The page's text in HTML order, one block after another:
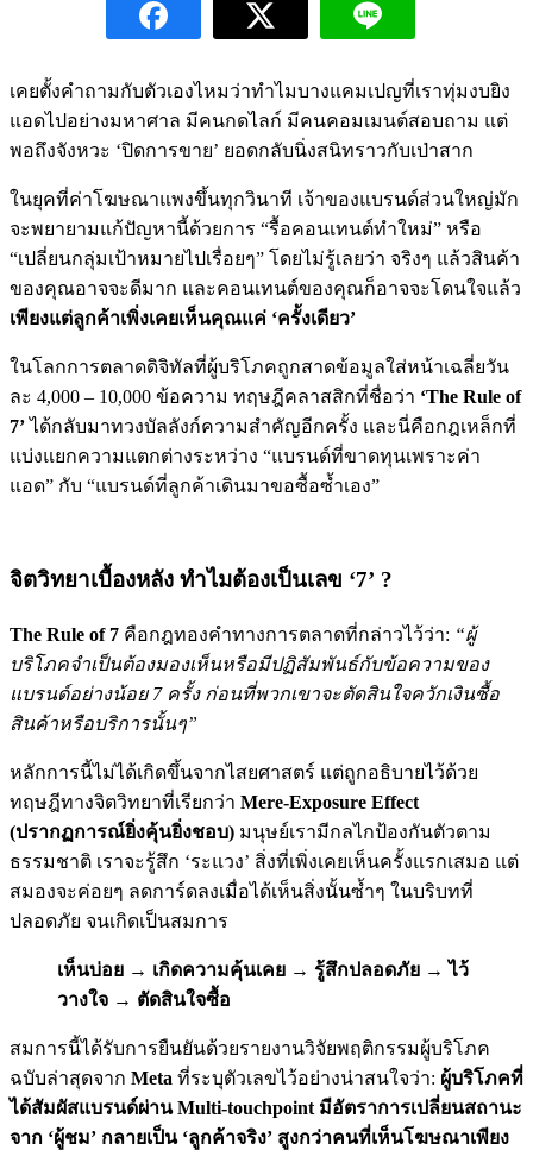
เคยตั้งคำถามกับตัวเองไหมว่าทำไมบางแคมเปญที่เราทุ่มงบยิง
แอดไปอย่างมหาศาล มีคนกดไลก์ มีคนคอมเมนต์สอบถาม แต่
พอถึงจังหวะ ‘ปิดการขาย’ ยอดกลับนิ่งสนิทราวกับเป่าสาก
ในยุคที่ค่าโฆษณาแพงขึ้นทุกวินาที เจ้าของแบรนด์ส่วนใหญ่มัก
จะพยายามแก้ปัญหานี้ด้วยการ “รื้อคอนเทนต์ทำใหม่” หรือ
“เปลี่ยนกลุ่มเป้าหมายไปเรื่อยๆ” โดยไม่รู้เลยว่า จริงๆ แล้วสินค้า
ของคุณอาจจะดีมาก และคอนเทนต์ของคุณก็อาจจะโดนใจแล้ว
เพียงแต่ลูกค้าเพิ่งเคยเห็นคุณแค่ ‘ครั้งเดียว’
ในโลกการตลาดดิจิทัลที่ผู้บริโภคถูกสาดข้อมูลใส่หน้าเฉลี่ยวัน
ละ 4,000 – 10,000 ข้อความ ทฤษฎีคลาสสิกที่ชื่อว่า ‘The Rule of
7’ได้กลับมาทวงบัลลังก์ความสำคัญอีกครั้ง และนี่คือกฎเหล็กที่
แบ่งแยกความแตกต่างระหว่าง “แบรนด์ที่ขาดทุนเพราะค่า
แอด” กับ “แบรนด์ที่ลูกค้าเดินมาขอซื้อซ้ำเอง”
จิตวิทยาเบื้องหลัง ทำไมต้องเป็นเลข ‘7’ ?
The Rule of 7 คือกฎทองคำทางการตลาดที่กล่าวไว้ว่า: “ผู้
บริโภคจำเป็นต้องมองเห็นหรือมีปฏิสัมพันธ์กับข้อความของ
แบรนด์อย่างน้อย 7 ครั้ง ก่อนที่พวกเขาจะตัดสินใจควักเงินซื้อ
สินค้าหรือบริการนั้นๆ”
หลักการนี้ไม่ได้เกิดขึ้นจากไสยศาสตร์ แต่ถูกอธิบายไว้ด้วย
ทฤษฎีทางจิตวิทยาที่เรียกว่า Mere-Exposure Effect
(ปรากฏการณ์ยิ่งคุ้นยิ่งชอบ) มนุษย์เรามีกลไกป้องกันตัวตาม
ธรรมชาติ เราจะรู้สึก ‘ระแวง’ สิ่งที่เพิ่งเคยเห็นครั้งแรกเสมอ แต่
สมองจะค่อยๆ ลดการ์ดลงเมื่อได้เห็นสิ่งนั้นซ้ำๆ ในบริบทที่
ปลอดภัย จนเกิดเป็นสมการ
เห็นบ่อย → เกิดความคุ้นเคย → รู้สึกปลอดภัย → ไว้
วางใจ → ตัดสินใจซื้อ
สมการนี้ได้รับการยืนยันด้วยรายงานวิจัยพฤติกรรมผู้บริโภค
ฉบับล่าสุดจาก Meta ที่ระบุตัวเลขไว้อย่างน่าสนใจว่า: ผู้บริโภคที่
ได้สัมผัสแบรนด์ผ่าน Multi-touchpoint มีอัตราการเปลี่ยนสถานะ
จาก ‘ผู้ชม’ กลายเป็น ‘ลูกค้าจริง’ สูงกว่าคนที่เห็นโฆษณาเพียง